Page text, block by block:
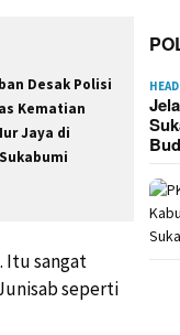
Desak Polisi
Kematian
Jaya di
Itu sangat
seperti